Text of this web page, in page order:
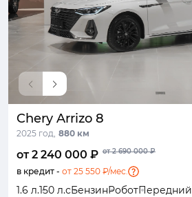
Chery Arrizo 8
2025 год, 880 км
от 2 240 000 ₽ от 2 690 000 ₽
в кредит - от 25 550 ₽/мес.
1.6 л.150 л.сБензинРоботПередний